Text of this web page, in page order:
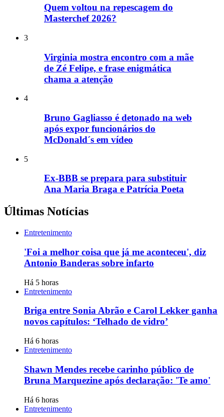
Quem voltou na repescagem do
Masterchef 2026?
3
Virginia mostra encontro com a mãe
de Zé Felipe, e frase enigmática
chama a atenção
4
Bruno Gagliasso é detonado na web
após expor funcionários do
McDonald´s em vídeo
5
Ex-BBB se prepara para substituir
Ana Maria Braga e Patrícia Poeta
Últimas Notícias
Entretenimento
'Foi a melhor coisa que já me aconteceu', diz
Antonio Banderas sobre infarto
Há 5 horas
Entretenimento
Briga entre Sonia Abrão e Carol Lekker ganha
novos capítulos: ‘Telhado de vidro’
Há 6 horas
Entretenimento
Shawn Mendes recebe carinho público de
Bruna Marquezine após declaração: 'Te amo'
Há 6 horas
Entretenimento